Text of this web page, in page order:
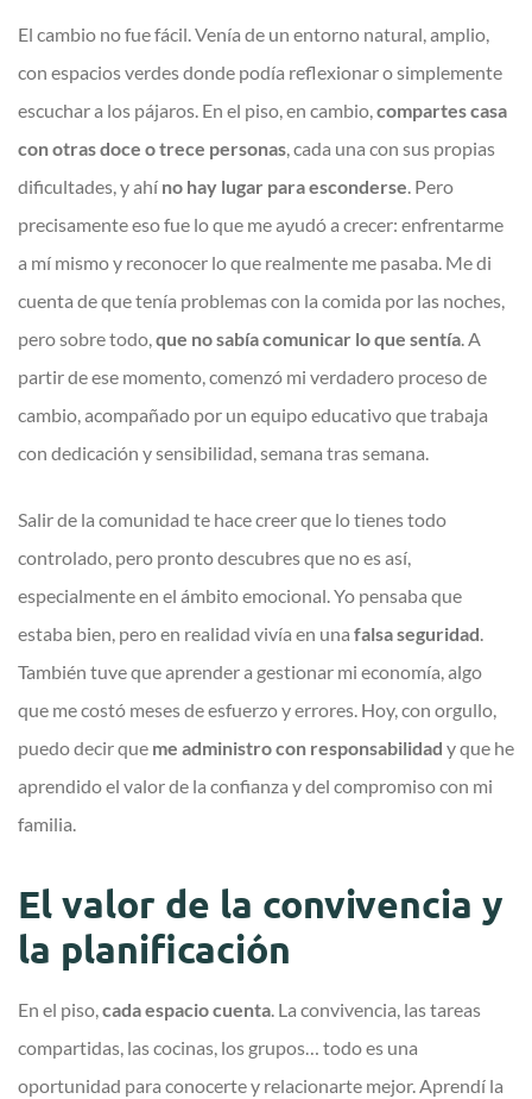
El cambio no fue fácil. Venía de un entorno natural, amplio,
con espacios verdes donde podía reflexionar o simplemente
escuchar a los pájaros. En el piso, en cambio,compartes casa
con otras doce o trece personas, cada una con sus propias
dificultades, y ahí no hay lugar para esconderse. Pero
precisamente eso fue lo que me ayudó a crecer: enfrentarme
a mí mismo y reconocer lo que realmente me pasaba. Me di
cuenta de que tenía problemas con la comida por las noches,
pero sobre todo,que no sabía comunicar lo que sentía. A
partir de ese momento, comenzó mi verdadero proceso de
cambio, acompañado por un equipo educativo que trabaja
con dedicación y sensibilidad, semana tras semana.
Salir de la comunidad te hace creer que lo tienes todo
controlado, pero pronto descubres que no es así,
especialmente en el ámbito emocional. Yo pensaba que
estaba bien, pero en realidad vivía en una falsa seguridad.
También tuve que aprender a gestionar mi economía, algo
que me costó meses de esfuerzo y errores. Hoy, con orgullo,
puedo decir que me administro con responsabilidad y que he
aprendido el valor de la confianza y del compromiso con mi
familia.
El valor de la convivencia y
la planificación
En el piso,cada espacio cuenta. La convivencia, las tareas
compartidas, las cocinas, los grupos… todo es una
oportunidad para conocerte y relacionarte mejor. Aprendí la